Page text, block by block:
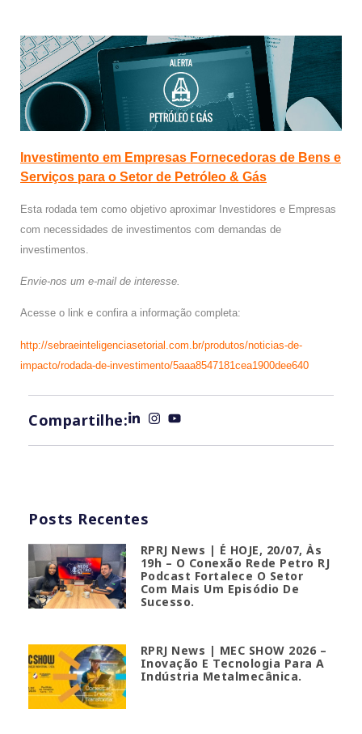
Investimento em Empresas Fornecedoras de Bens e
Serviços para o Setor de Petróleo & Gás
Esta rodada tem como objetivo aproximar Investidores e Empresas
com necessidades de investimentos com demandas de
investimentos.
Envie-nos um e-mail de interesse.
Acesse o link e confira a informação completa:
http://sebraeinteligenciasetorial.com.br/produtos/noticias-de-
impacto/rodada-de-investimento/5aaa8547181cea1900dee640
Compartilhe:
Posts Recentes
RPRJ News | É HOJE, 20/07, Às
19h – O Conexão Rede Petro RJ
Podcast Fortalece O Setor
Com Mais Um Episódio De
Sucesso.
RPRJ News | MEC SHOW 2026 –
Inovação E Tecnologia Para A
Indústria Metalmecânica.